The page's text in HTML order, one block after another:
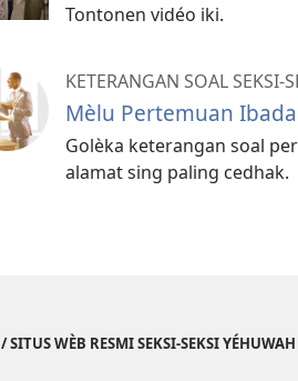
Tontonen vidéo iki.
KETERANGAN SOAL SEKSI-
Mèlu Pertemuan
Golèka keterangan soal
alamat sing paling cedhak.
/ SITUS WÈB RESMI SEKSI-SEKSI YÉHUWAH